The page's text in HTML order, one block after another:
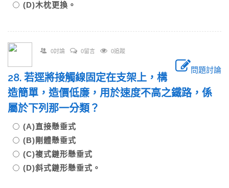
(D)木枕更換。
0討論 0留言 0追蹤
問題討論
28. 若逕將接觸線固定在支架上，構
造簡單，造價低廉，用於速度不高之鐵路，係
屬於下列那一分類？
(A)直接懸垂式
(B)剛體懸垂式
(C)複式鏈形懸垂式
(D)斜式鏈形懸垂式。